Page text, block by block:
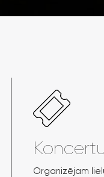
Organizējam